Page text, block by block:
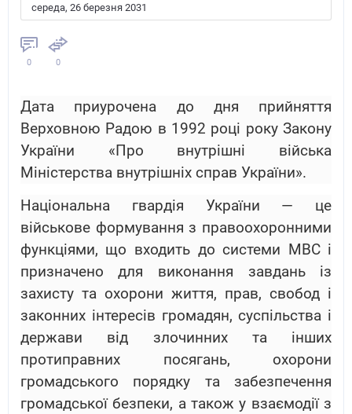
середа, 26 березня 2031
0 0
Дата приурочена до дня прийняття
Верховною Радою в 1992 році року Закону
України «Про внутрішні війська
Міністерства внутрішніх справ України».
Національна гвардія України — це
військове формування з правоохоронними
функціями, що входить до системи МВС і
призначено для виконання завдань із
захисту та охорони життя, прав, свобод і
законних інтересів громадян, суспільства і
держави від злочинних та інших
протиправних посягань, охорони
громадського порядку та забезпечення
громадської безпеки, а також у взаємодії з